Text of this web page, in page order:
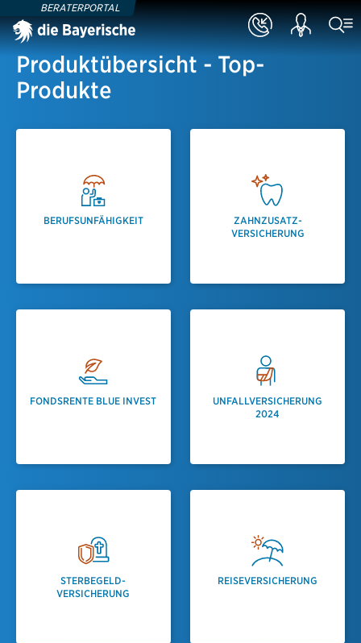
BERATERPORTAL
Produktübersicht - Top-
Produkte
BERUFSUNFÄHIGKEIT
ZAHNZUSATZ­
VERSICHERUNG
FONDSRENTE BLUE INVEST
UNFALLVERSICHERUNG
2024
STERBEGELD­
VERSICHERUNG
REISE­VERSICHERUNG